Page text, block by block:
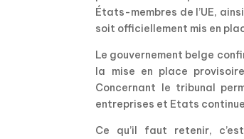
États-membres de l’UE,
soit officiellement mis en
Le gouvernement belge
la mise en place
Concernant le tribunal
entreprises et Etats
Ce qu’il faut retenir,